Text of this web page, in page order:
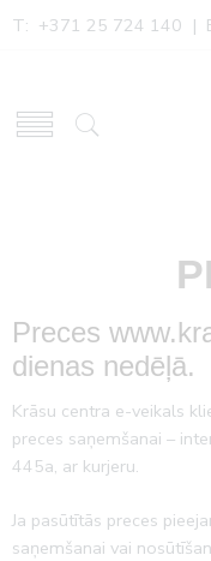
T: +371 25 724 140 |
Preces
dienas nedēļā.
Krāsu centra e-veikals
preces saņemšanai –
445a, ar kurjeru.
Ja pasūtītās preces
saņemšanai vai